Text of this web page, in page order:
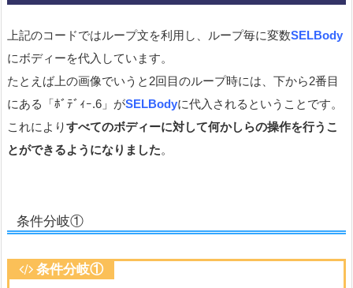
上記のコードではループ文を利用し、ループ毎に変数SELBody
にボディーを代入しています。
たとえば上の画像でいうと2回目のループ時には、下から2番目
にある「ﾎﾞﾃﾞｨｰ.6」がSELBodyに代入されるということです。
これによりすべてのボディーに対して何かしらの操作を行うこ
とができるようになりました。
条件分岐①
条件分岐①